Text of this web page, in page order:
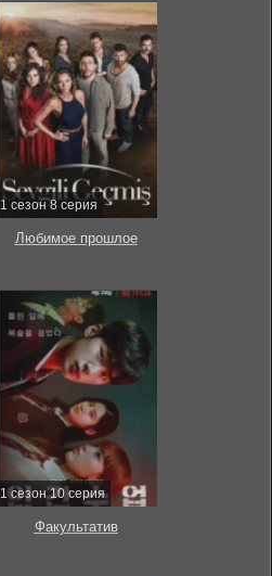
1 сезон 8 серия
Любимое прошлое
1 сезон 10 серия
Факультатив